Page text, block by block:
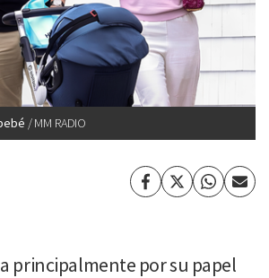
MM RADIO
Facebook
TwitterWhatsapp
Enviar
principalmente por su papel